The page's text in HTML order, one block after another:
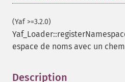
(Yaf >=3.2.0)
espace de noms avec un
Description